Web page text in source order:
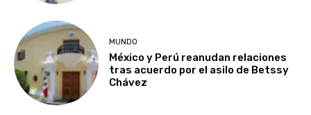
MUNDO
México y Perú reanudan relaciones
tras acuerdo por el asilo de Betssy
Chávez